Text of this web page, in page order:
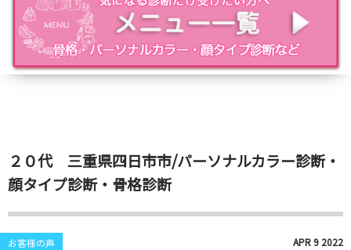
２０代 三重県四日市市/パーソナルカラー診断・
顔タイプ診断・骨格診断
お客様の声 APR9 2022